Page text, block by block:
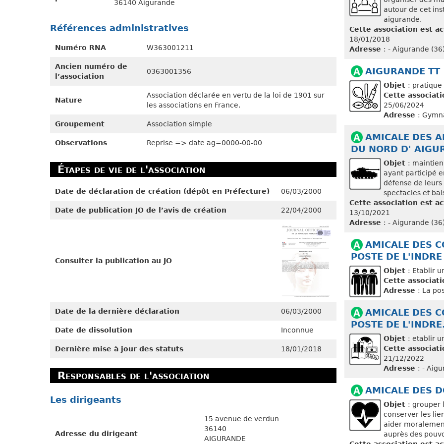
36140 Aigurande
Références administratives
Numéro RNA W363001211
Ancien numéro de
l’association
0363001356
Nature
Association déclarée en vertu de la loi de 1901 sur
les associations en France.
Groupement Association simple
Observations Reprise => date ag=0000-00-00
Étapes de vie de l'association
Date de déclaration de création (dépôt en Préfecture) 06/03/2000
Date de publication JO de l’avis de création 22/04/2000
Consulter la publication au JO
Date de la dernière déclaration 06/03/2000
Date de dissolution Inconnue
Dernière mise à jour des statuts 18/01/2018
Responsables de l'association
Les dirigeants
Adresse du dirigeant
15 avenue de verdun
36140
AIGURANDE
autour de cet
aigurande.
Cette association est
18/01/2018
Adresse : - Aigurande
AIGURANDE TT
Objet : pratique
Cette
25/06/2024
Adresse :
AMICALE DES
DU NORD D'
Objet :
ayant participé
défense de
spectacles et
Cette association est
13/10/2021
Adresse : - Aigurande
AMICALE DES
POSTE DE L'INDRE
Objet : Etablir
Cette
Adresse : La
AMICALE DES
POSTE DE
Objet : etablir
Cette
21/12/2022
Adresse : -
AMICALE DES
Objet : grouper
conserver les
aider
auprès des